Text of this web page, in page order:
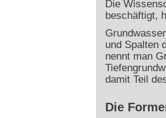
Die
beschäftigt,
und Spalten
nennt man
damit Teil
Die